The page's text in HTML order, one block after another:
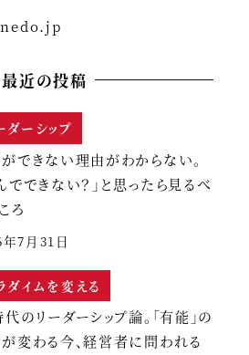
最近の投稿
ダーシップ
できない理由がわからない。
でできない？」と思ったら見るべ
ろ
7月31日
ダイムを変える
のリーダーシップ論。「有能」の
変わる今、経営者に問われる